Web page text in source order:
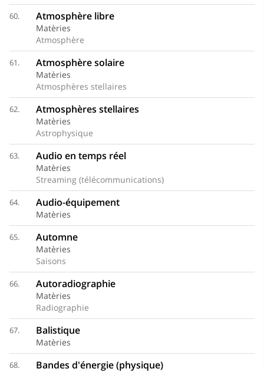
60. Atmosphère libre
Matèries
Atmosphère
61. Atmosphère solaire
Matèries
Atmosphères stellaires
62. Atmosphères stellaires
Matèries
Astrophysique
63. Audio en temps réel
Matèries
Streaming (télécommunications)
64. Audio-équipement
Matèries
65. Automne
Matèries
Saisons
66. Autoradiographie
Matèries
Radiographie
67. Balistique
Matèries
68. Bandes d'énergie (physique)